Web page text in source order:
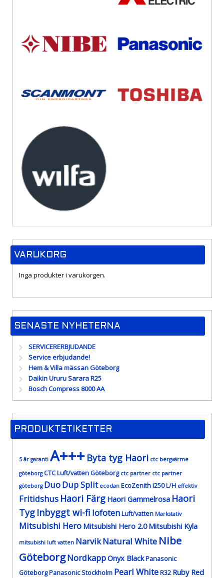
VARUKORG
Inga produkter i varukorgen.
SENASTE NYHETERNA
SERVICERERBJUDANDE
Service erbjudande!
Hem & Villa mässan Göteborg
Daikin Ururu Sarara R25
Bosch Compress 8000 AA
PRODUKTETIKETTER
5 år garanti A+++ Byta tyg Haori ctc bergvärme
göteborg CTC Luft/vatten Göteborg ctc partner ctc partner
göteborg DuoDup Split ecodan EcoZenith i250 L/H effektiv
Fritidshus Haori Färg Haori Gammelrosa Haori
Tyg Inbyggt wi-fi lofotenLuft/vatten Markstativ
Mitsubishi Hero Mitsubishi Hero 2.0 Mitsubishi Kyla
mitsubishi luft vatten NarvikNatural White Nibe
GöteborgNordkappOnyx BlackPanasonic
GöteborgPanasonic Stockholm Pearl WhiteR32 Ruby Red